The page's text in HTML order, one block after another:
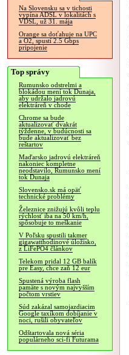
Na Slovensku sa v tichosti
vypína ADSL v lokalitách s
VDSL, už 31. mája
Orange sa doťahuje na UPC
a O2, spustí 2.5 Gbps
pripojenie
Top správy
Rumunsko odstrelmi a
blokádou mení tok Dunaja,
aby udržalo jadrovú
elektráreň v chode
Chrome sa bude
aktualizovať dvakrát
týždenne, v budúcnosti sa
bude aktualizovať bez
reštartov
Maďarsko jadrovú elektráreň
nakoniec kompletne
neodstavilo, Rumunsko mení
tok Dunaja
Slovensko.sk má opäť
technické problémy
Železnice znižujú kvôli teplu
rýchlosť iba na 50 km/h,
spôsobuje to meškanie
V Poľsku spustili takmer
gigawatthodinové úložisko,
z LiFePO4 článkov
Telekom pridal 12 GB balík
pre Easy, chce zaň 12 eur
Spustená výroba flash
pamäte s novým najvyšším
počtom vrstiev
Súd zakázal samojazdiacim
Google taxíkom dobíjanie v
noci, rušili obyvateľov
Odštartovala nová séria
populárneho sci-fi Futurama